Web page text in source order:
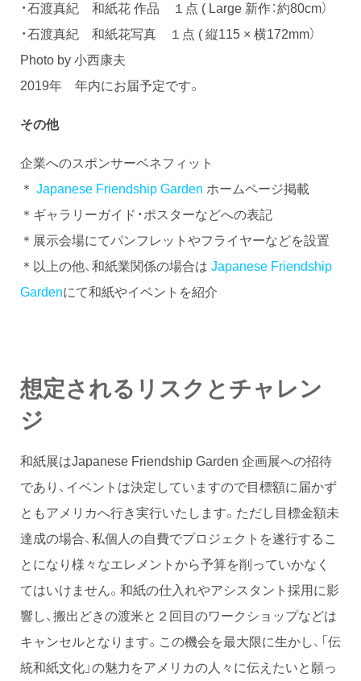
・石渡真紀 和紙花 作品 １点 ( Large 新作：約80cm）
・石渡真紀 和紙花写真 １点 ( 縦115 × 横172mm）
Photo by 小西康夫
2019年 年内にお届予定です。
その他
企業へのスポンサーベネフィット
＊ Japanese Friendship Garden ホームページ掲載
＊ギャラリーガイド・ポスターなどへの表記
＊展示会場にてパンフレットやフライヤーなどを設置
＊以上の他、和紙業関係の場合は Japanese Friendship
Gardenにて和紙やイベントを紹介
想定されるリスクとチャレン
ジ
和紙展はJapanese Friendship Garden 企画展への招待
であり、イベントは決定していますので目標額に届かず
ともアメリカへ行き実行いたします。ただし目標金額未
達成の場合、私個人の自費でプロジェクトを遂行するこ
とになり様々なエレメントから予算を削っていかなく
てはいけません。和紙の仕入れやアシスタント採用に影
響し、搬出どきの渡米と２回目のワークショップなどは
キャンセルとなります。この機会を最大限に生かし、「伝
統和紙文化」の魅力をアメリカの人々に伝えたいと願っ